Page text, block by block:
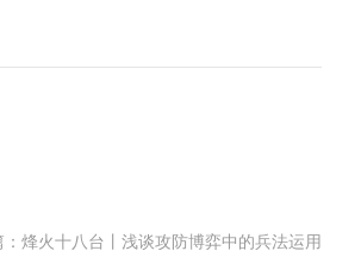
：烽火十八台丨浅谈攻防博弈中的兵法运用